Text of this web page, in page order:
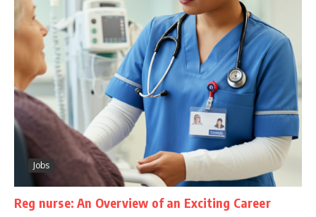
Jobs
Reg nurse: An Overview of an Exciting Career